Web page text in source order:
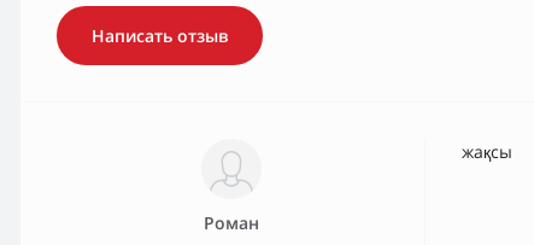
Написать отзыв
Роман
жақсы